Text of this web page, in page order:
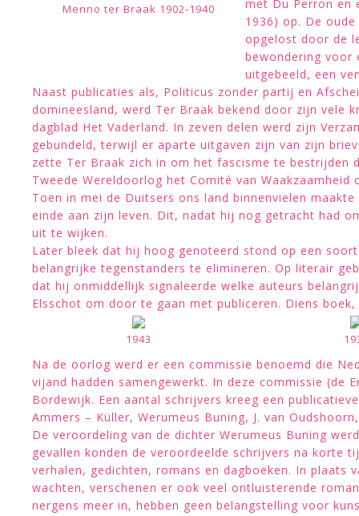
Menno ter Braak 1902-1940
met Du Perron en
1936) op. De
opgelost door de
bewondering voor
uitgebeeld, een
Naast publicaties als, Politicus zonder partij en
domineesland, werd Ter Braak bekend door zijn vele
dagblad Het Vaderland. In zeven delen werd zijn
gebundeld, terwijl er aparte uitgaven zijn van zijn
zette Ter Braak zich in om het fascisme te bestrijden
Tweede Wereldoorlog het Comité van Waakzaamheid
Toen in mei de Duitsers ons land binnenvielen
einde aan zijn leven. Dit, nadat hij nog getracht had
uit te wijken.
Later bleek dat hij hoog genoteerd stond op een
belangrijke tegenstanders te elimineren. Op literair
dat hij onmiddellijk signaleerde welke auteurs
Elsschot om door te gaan met publiceren. Diens
1943
Na de oorlog werd er een commissie benoemd die
vijand hadden samengewerkt. In deze commissie (de
Bordewijk. Een aantal schrijvers kreeg een
Ammers – Küller, Werumeus Buning, J. van
De veroordeling van de dichter Werumeus Buning
gevallen konden de veroordeelde schrijvers na korte
verhalen, gedichten, romans en dagboeken. In plaats
wachten, verschenen er ook veel ontluisterende
nergens meer in, hebben geen belangstelling voor